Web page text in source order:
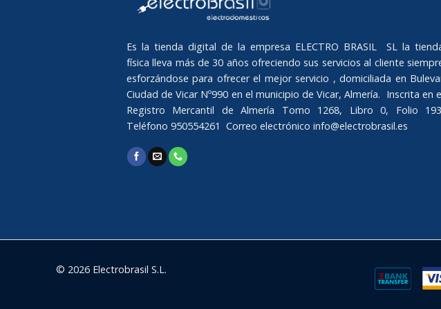
Es la tienda digital de la empresa ELECTRO BRASIL SL la
física lleva más de 30 años ofreciendo sus servicios al cliente
esforzándose para ofrecer el mejor servicio , domiciliada en
Ciudad de Vicar Nº990 en el municipio de Vicar, Almería. Inscrita en
Registro Mercantil de Almería Tomo 1268, Libro 0, Folio
Teléfono 950554261 Correo electrónico info@electrobrasil.es
© 2026 Electrobrasil S.L.